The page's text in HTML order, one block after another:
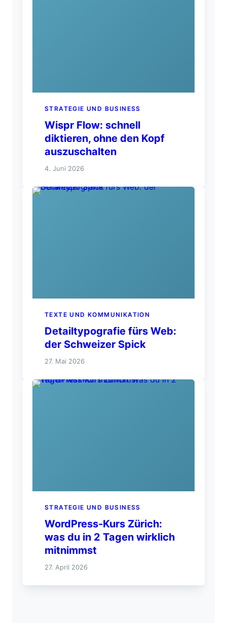
STRATEGIE UND BUSINESS
Wispr Flow: schnell
diktieren, ohne den Kopf
auszuschalten
4. Juni 2026
TEXTE UND KOMMUNIKATION
Detailtypografie fürs Web:
der Schweizer Spick
27. Mai 2026
STRATEGIE UND BUSINESS
WordPress-Kurs Zürich:
was du in 2 Tagen wirklich
mitnimmst
27. April 2026